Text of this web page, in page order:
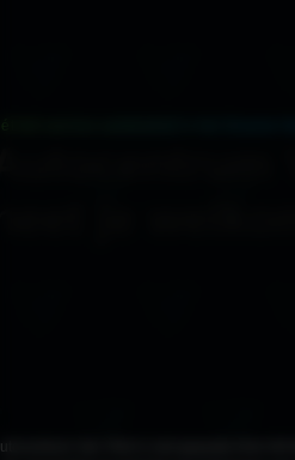
Van Vliet is met gepaste trots hét